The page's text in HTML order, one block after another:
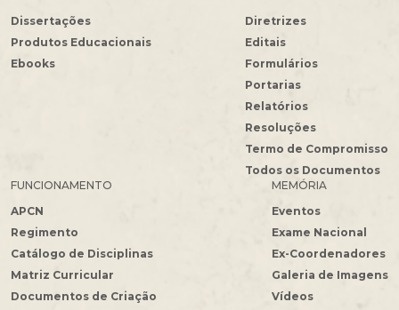
Dissertações
Produtos Educacionais
Ebooks
Diretrizes
Editais
Formulários
Portarias
Relatórios
Resoluções
Termo de Compromisso
Todos os Documentos
FUNCIONAMENTO
APCN
Regimento
Catálogo de Disciplinas
Matriz Curricular
Documentos de Criação
MEMÓRIA
Eventos
Exame Nacional
Ex-Coordenadores
Galeria de Imagens
Vídeos